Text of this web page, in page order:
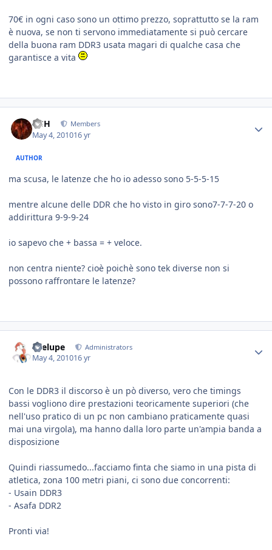
70€ in ogni caso sono un ottimo prezzo, soprattutto se la ram
è nuova, se non ti servono immediatamente si può cercare
della buona ram DDR3 usata magari di qualche casa che
garantisce a vita
HSH Members
May 4, 201016 yr
AUTHOR
ma scusa, le latenze che ho io adesso sono 5-5-5-15
mentre alcune delle DDR che ho visto in giro sono7-7-7-20 o
addirittura 9-9-9-24
io sapevo che + bassa = + veloce.
non centra niente? cioè poichè sono tek diverse non si
possono raffrontare le latenze?
Toelupe Administrators
May 4, 201016 yr
Con le DDR3 il discorso è un pò diverso, vero che timings
bassi vogliono dire prestazioni teoricamente superiori (che
nell'uso pratico di un pc non cambiano praticamente quasi
mai una virgola), ma hanno dalla loro parte un'ampia banda a
disposizione
Quindi riassumedo...facciamo finta che siamo in una pista di
atletica, zona 100 metri piani, ci sono due concorrenti:
- Usain DDR3
- Asafa DDR2
Pronti via!